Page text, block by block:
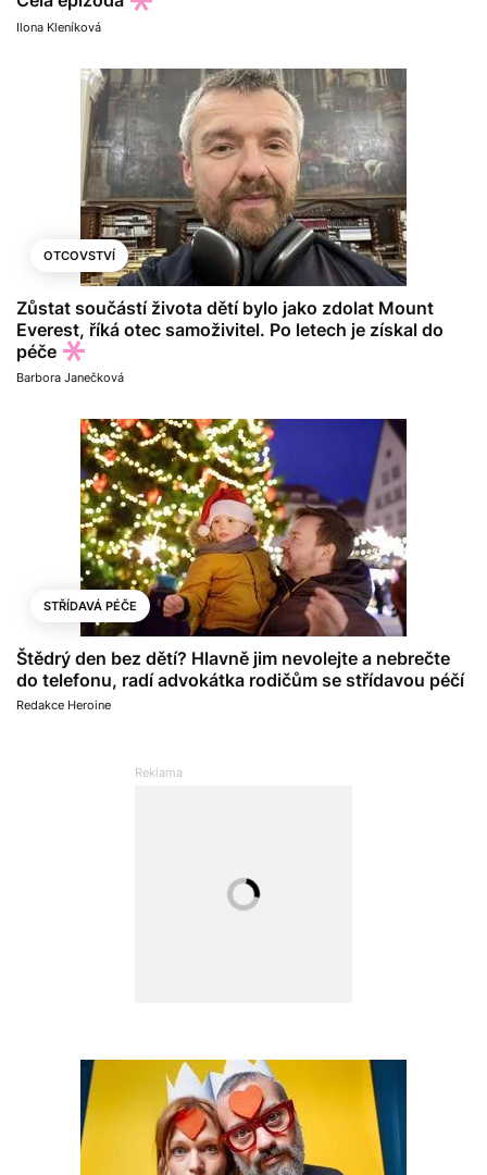
Ilona Kleníková
OTCOVSTVÍ
Zůstat součástí života dětí bylo jako zdolat Mount
Everest, říká otec samoživitel. Po letech je získal do
péče
Barbora Janečková
STŘÍDAVÁ PÉČE
Štědrý den bez dětí? Hlavně jim nevolejte a nebrečte
do telefonu, radí advokátka rodičům se střídavou péčí
Redakce Heroine